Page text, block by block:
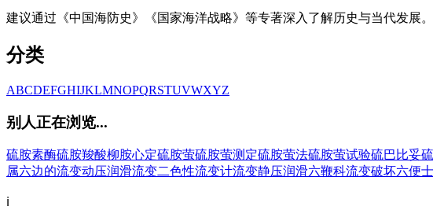
建议通过《中国海防史》《国家海洋战略》等专著深入了解历史与当代发展。
分类
ABCDEFGHIJKLMNOPQRSTUVWXYZ
别人正在浏览...
硫胺素酶硫胺羧酸柳胺心定硫胺萤硫胺萤测定硫胺萤法硫胺萤试验硫巴比妥
属六边的流变动压润滑流变二色性流变计流变静压润滑六鞭科流变破坏六便士
ℹ️